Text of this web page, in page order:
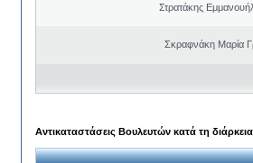
Στρατάκης
Σκραφνάκη Μαρία
Αντικαταστάσεις Βουλευτών κατά τη